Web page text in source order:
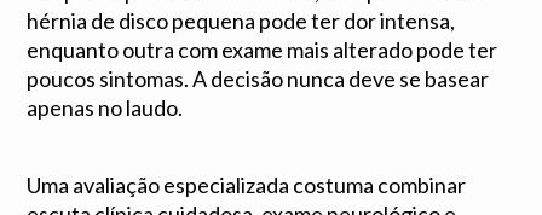
hérnia de disco pequena pode ter dor intensa,
enquanto outra com exame mais alterado pode ter
poucos sintomas. A decisão nunca deve se basear
apenas no laudo.
Uma avaliação especializada costuma combinar